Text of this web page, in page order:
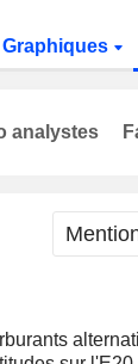
Graphiques
analystes